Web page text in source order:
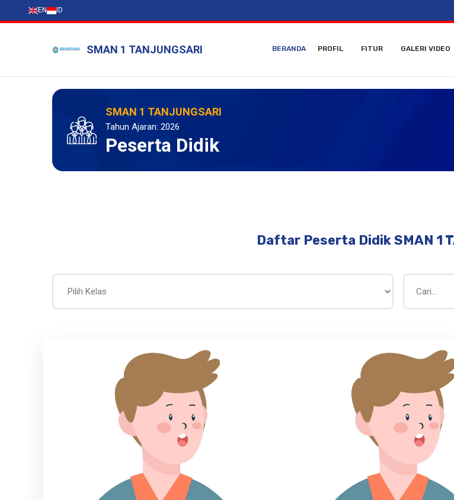
EN ID
SMAN 1 TANJUNGSARI BERANDA PROFIL FITUR GALERI VIDEO
SMAN 1 TANJUNGSARI
Tahun Ajaran: 2026
Peserta Didik
Daftar Peserta Didik SMAN 1